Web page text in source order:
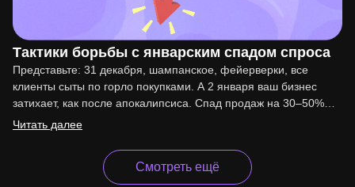
Тактики борьбы с январским спадом спроса
Представьте: 31 декабря, шампанское, фейерверки, все
клиенты сыты по горло покупками. А 2 января ваш бизнес
затихает, как после апокалипсиса. Спад продаж на 30–50%…
Читать далее
Смотреть ещё